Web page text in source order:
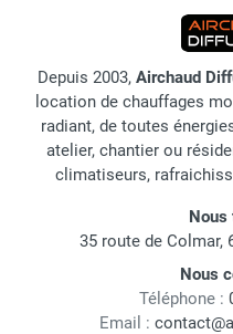
Depuis 2003, Airchaud
location de chauffages
radiant, de toutes
atelier, chantier ou
climatiseurs,
Nous
35 route de Colmar,
Nous
Téléphone :
Email :